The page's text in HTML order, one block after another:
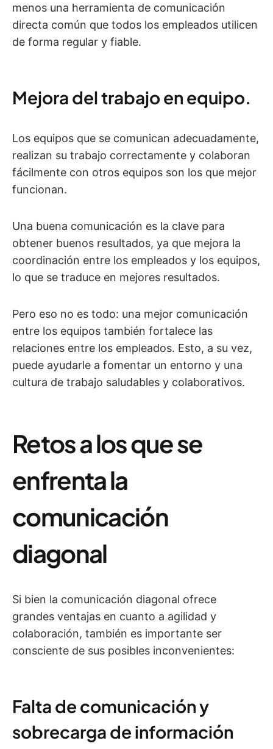
menos una herramienta de comunicación
directa común que todos los empleados utilicen
de forma regular y fiable.
Mejora del trabajo en equipo.
Los equipos que se comunican adecuadamente,
realizan su trabajo correctamente y colaboran
fácilmente con otros equipos son los que mejor
funcionan.
Una buena comunicación es la clave para
obtener buenos resultados, ya que mejora la
coordinación entre los empleados y los equipos,
lo que se traduce en mejores resultados.
Pero eso no es todo: una mejor comunicación
entre los equipos también fortalece las
relaciones entre los empleados. Esto, a su vez,
puede ayudarle a fomentar un entorno y una
cultura de trabajo saludables y colaborativos.
Retos a los que se
enfrenta la
comunicación
diagonal
Si bien la comunicación diagonal ofrece
grandes ventajas en cuanto a agilidad y
colaboración, también es importante ser
consciente de sus posibles inconvenientes:
Falta de comunicación y
sobrecarga de información